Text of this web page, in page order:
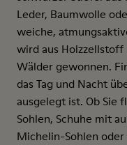
Leder, Baumwolle
weiche,
wird aus
Wälder gewonnen.
das Tag und Nacht
ausgelegt ist. Ob Sie
Sohlen, Schuhe mit
Michelin-Sohlen